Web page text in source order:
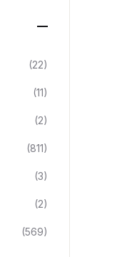
(22)
(11)
(2)
(811)
(3)
(2)
(569)